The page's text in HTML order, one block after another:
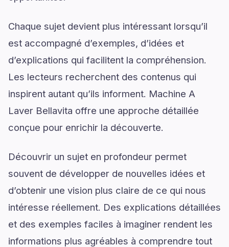
Chaque sujet devient plus intéressant lorsqu’il
est accompagné d’exemples, d’idées et
d’explications qui facilitent la compréhension.
Les lecteurs recherchent des contenus qui
inspirent autant qu’ils informent. Machine A
Laver Bellavita offre une approche détaillée
conçue pour enrichir la découverte.
Découvrir un sujet en profondeur permet
souvent de développer de nouvelles idées et
d’obtenir une vision plus claire de ce qui nous
intéresse réellement. Des explications détaillées
et des exemples faciles à imaginer rendent les
informations plus agréables à comprendre tout